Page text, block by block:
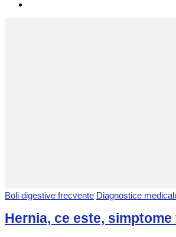
Boli digestive frecvente Diagnostice
Hernia, ce este,